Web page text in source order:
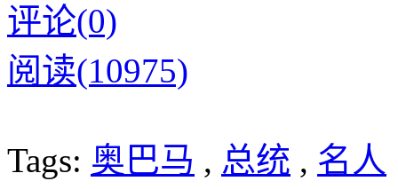
评论(0)
阅读(10975)
Tags: 奥巴马 , 总统 , 名人